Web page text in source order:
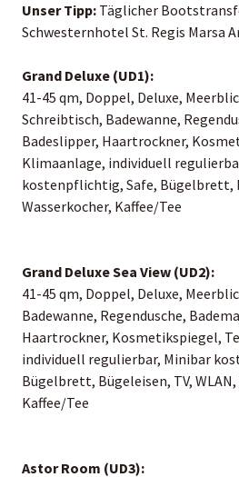
Unser Tipp: Täglicher
Schwesternhotel St. Regis Marsa
Grand Deluxe (UD1):
41-45 qm, Doppel, Deluxe,
Schreibtisch, Badewanne,
Badeslipper, Haartrockner,
Klimaanlage, individuell
kostenpflichtig, Safe, Bügelbrett,
Wasserkocher, Kaffee/Tee
Grand Deluxe Sea View (UD2):
41-45 qm, Doppel, Deluxe,
Badewanne, Regendusche,
Haartrockner, Kosmetikspiegel,
individuell regulierbar, Minibar
Bügelbrett, Bügeleisen, TV,
Kaffee/Tee
Astor Room (UD3):